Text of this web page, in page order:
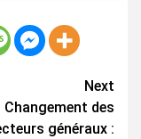
Next
Changement des
généraux :